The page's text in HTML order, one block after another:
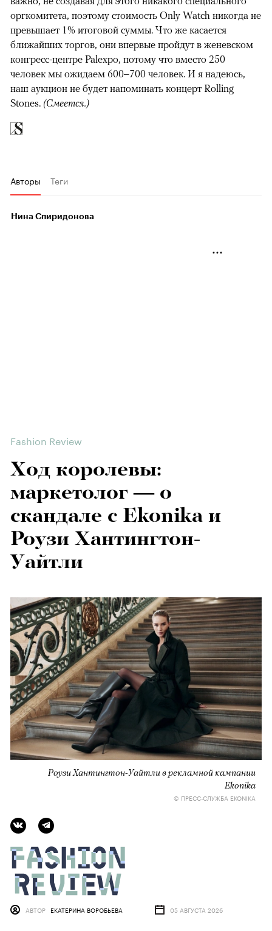
оргкомитета, поэтому стоимость Only Watch никогда не
превышает 1% итоговой суммы. Что же касается
ближайших торгов, они впервые пройдут в женевском
конгресс-центре Palexpo, потому что вместо 250
человек мы ожидаем 600–700 человек. И я надеюсь,
наш аукцион не будет напоминать концерт Rolling
Stones. (Смеется.)
Авторы Теги
Нина Спиридонова
Fashion Review
Ход королевы:
маркетолог — о
скандале с Ekonika и
Роузи Хантингтон-
Уайтли
Роузи Хантингтон-Уайтли в рекламной кампании
Ekonika
© ПРЕСС-СЛУЖБА EKONIKA
АВТОР ЕКАТЕРИНА ВОРОБЬЕВА 05 АВГУСТА 2026